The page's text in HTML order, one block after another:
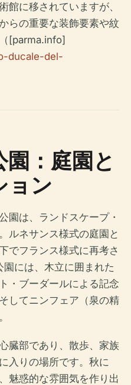
館に移されていますが、
らの重要な装飾要素や紋
[parma.info]
ducale-del-
園：庭園と
ョン
園は、ランドスケープ・
ルネサンス様式の庭園と
でフランス様式に再考さ
園には、木立に囲まれた
・ブーダールによる記念
してニンフェア（泉の精
臓部であり、散歩、家族
入りの場所です。秋に
魅惑的な雰囲気を作り出